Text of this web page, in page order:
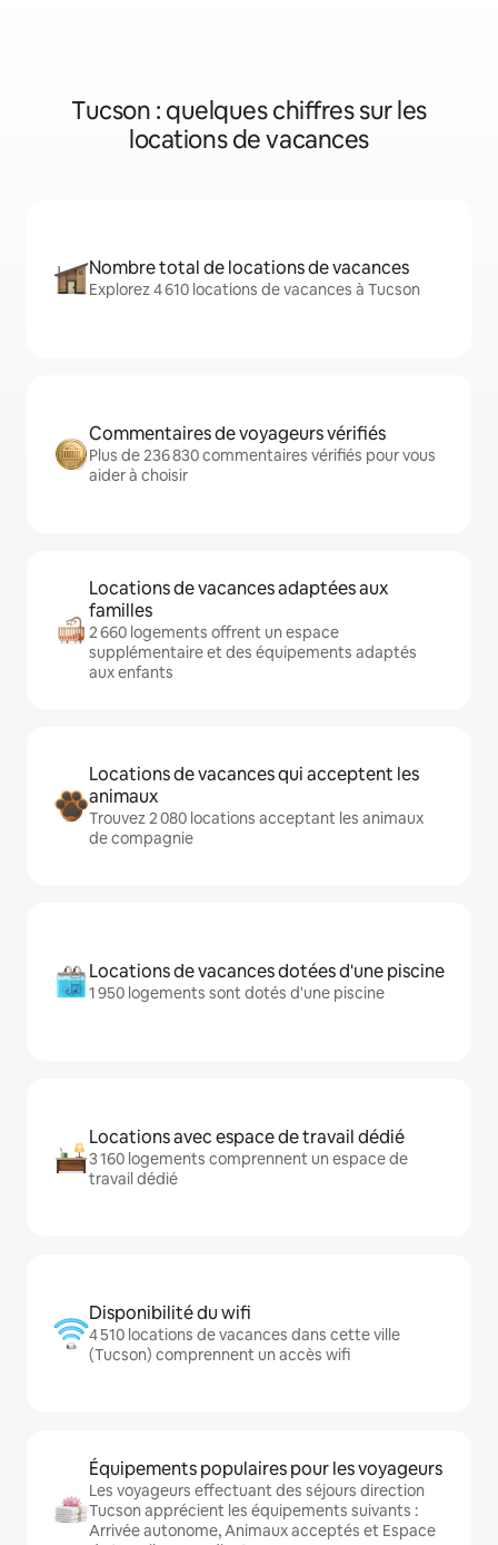
Tucson : quelques chiffres sur les
locations de vacances
Nombre total de locations de vacances
Explorez 4 610 locations de vacances à Tucson
Commentaires de voyageurs vérifiés
Plus de 236 830 commentaires vérifiés pour vous
aider à choisir
Locations de vacances adaptées aux
familles
2 660 logements offrent un espace
supplémentaire et des équipements adaptés
aux enfants
Locations de vacances qui acceptent les
animaux
Trouvez 2 080 locations acceptant les animaux
de compagnie
Locations de vacances dotées d'une piscine
1 950 logements sont dotés d'une piscine
Locations avec espace de travail dédié
3 160 logements comprennent un espace de
travail dédié
Disponibilité du wifi
4 510 locations de vacances dans cette ville
(Tucson) comprennent un accès wifi
Équipements populaires pour les voyageurs
Les voyageurs effectuant des séjours direction
Tucson apprécient les équipements suivants :
Arrivée autonome, Animaux acceptés et Espace